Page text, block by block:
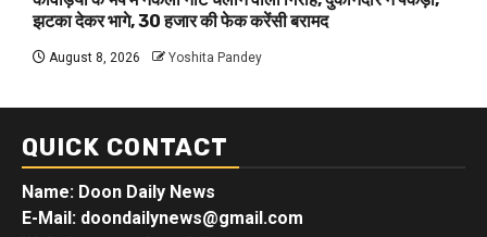
झटका देकर भागे, 30 हजार की फेक करेंसी बरामद
August 8, 2026 Yoshita Pandey
QUICK CONTACT
Name: Doon Daily News
E-Mail: doondailynews@gmail.com